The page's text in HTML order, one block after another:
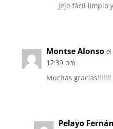
jeje fácil limpio
Montse Alonso
12:39 pm
Muchas gracias!!!!!!!
Pelayo